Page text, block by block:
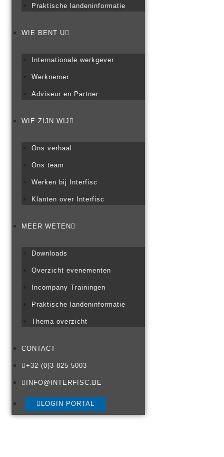
Praktische landeninformatie
WIE BENT U
Internationale werkgever
Werknemer
Adviseur en Partner
WIE ZIJN WIJ
Ons verhaal
Ons team
Werken bij Interfisc
Klanten over Interfisc
MEER WETEN
Downloads
Overzicht evenementen
Incompany Trainingen
Praktische landeninformatie
Thema overzicht
CONTACT
+32 (0)3 825 5003
INFO@INTERFISC.BE
LOGIN PORTAL